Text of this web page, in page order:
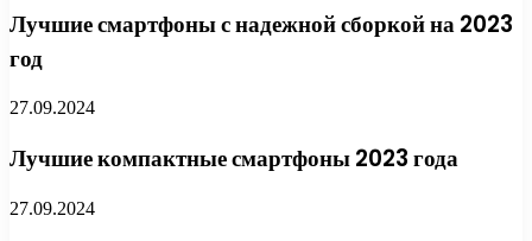
Лучшие смартфоны с надежной сборкой на 2023
год
27.09.2024
Лучшие компактные смартфоны 2023 года
27.09.2024